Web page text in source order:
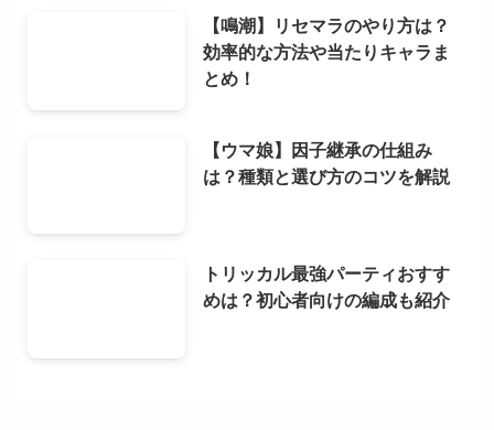
【鳴潮】リセマラのやり方は？
効率的な方法や当たりキャラま
とめ！
【ウマ娘】因子継承の仕組み
は？種類と選び方のコツを解説
トリッカル最強パーティおすす
めは？初心者向けの編成も紹介